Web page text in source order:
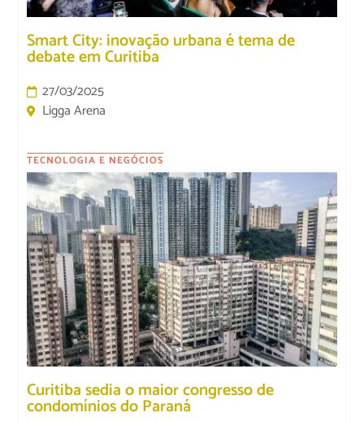
Smart City: inovação urbana é tema de
debate em Curitiba
27/03/2025
Ligga Arena
TECNOLOGIA E NEGÓCIOS
Curitiba sedia o maior congresso de
condomínios do Paraná